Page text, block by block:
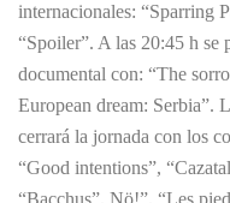
internacionales: “Sparring
“Spoiler”. A las 20:45 h se
documental con: “The
European dream: Serbia”.
cerrará la jornada con los
“Good intentions”,